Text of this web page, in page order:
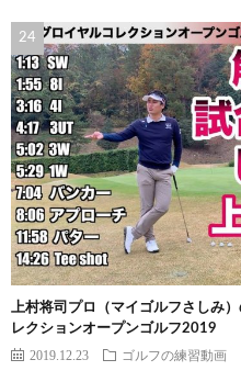
上村将司プロ（マイゴルフさしみ
レクションオープンゴルフ2019
2019.12.23 ゴルフの練習動画